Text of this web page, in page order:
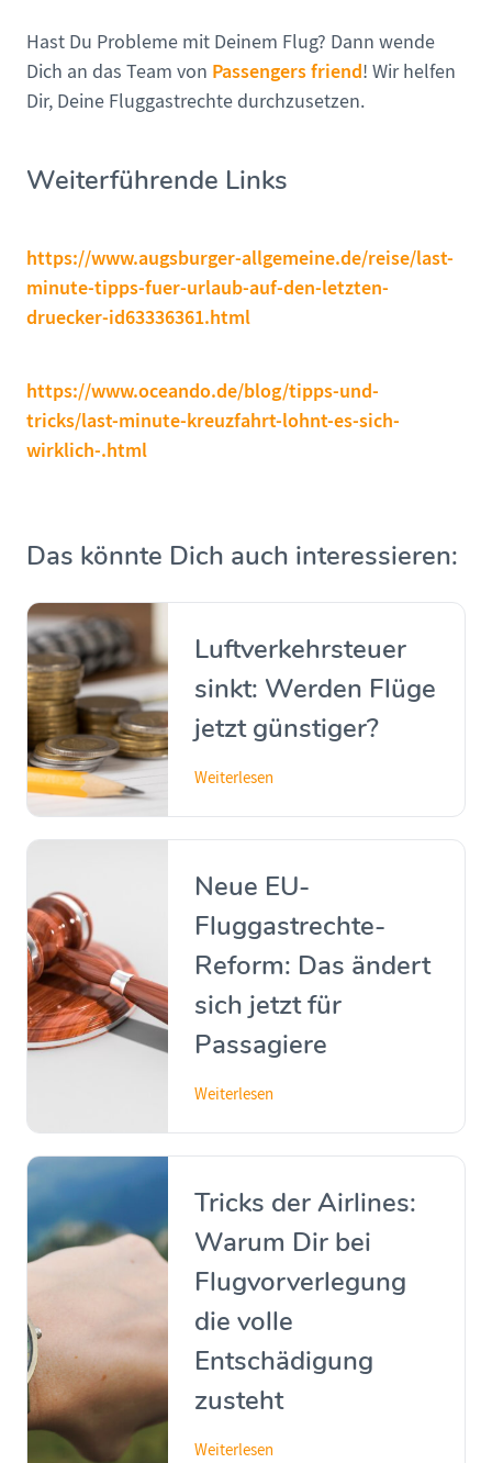
Hast Du Probleme mit Deinem Flug? Dann wende
Dich an das Team von Passengers friend! Wir helfen
Dir, Deine Fluggastrechte durchzusetzen.
Weiterführende Links
https://www.augsburger-allgemeine.de/reise/last-
minute-tipps-fuer-urlaub-auf-den-letzten-
druecker-id63336361.html
https://www.oceando.de/blog/tipps-und-
tricks/last-minute-kreuzfahrt-lohnt-es-sich-
wirklich-.html
Das könnte Dich auch interessieren:
Luftverkehrsteuer
sinkt: Werden Flüge
jetzt günstiger?
Weiterlesen
Neue EU-
Fluggastrechte-
Reform: Das ändert
sich jetzt für
Passagiere
Weiterlesen
Tricks der Airlines:
Warum Dir bei
Flugvorverlegung
die volle
Entschädigung
zusteht
Weiterlesen